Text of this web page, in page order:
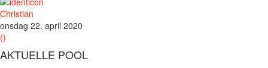
Christian
onsdag 22. april 2020
()
AKTUELLE POOL